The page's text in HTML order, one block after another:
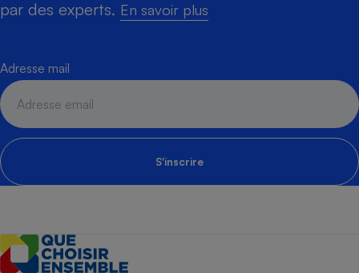
par des experts. En savoir plus
Adresse mail
S'inscrire